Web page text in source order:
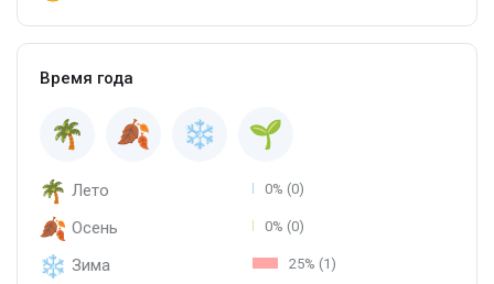
Время года
Лето 0% (0)
Осень 0% (0)
Зима 25% (1)